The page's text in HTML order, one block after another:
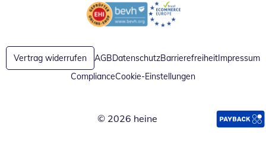
Öffnet in neuem FensterÖffnet in neuem Fenster
Vertrag widerrufen AGBDatenschutzBarrierefreiheitImpressum
ComplianceCookie-Einstellungen
© 2026 heine